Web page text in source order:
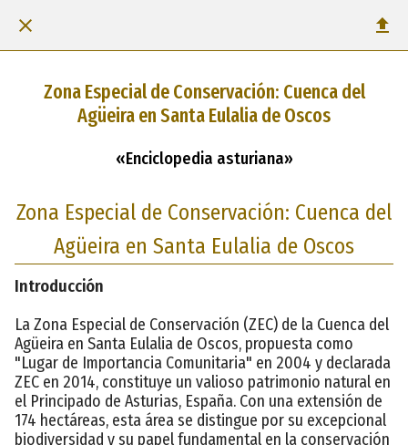
Zona Especial de Conservación: Cuenca del
Agüeira en Santa Eulalia de Oscos
«Enciclopedia asturiana»
Zona Especial de Conservación: Cuenca del
Agüeira en Santa Eulalia de Oscos
Introducción
La Zona Especial de Conservación (ZEC) de la Cuenca del
Agüeira en Santa Eulalia de Oscos, propuesta como
"Lugar de Importancia Comunitaria" en 2004 y declarada
ZEC en 2014, constituye un valioso patrimonio natural en
el Principado de Asturias, España. Con una extensión de
174 hectáreas, esta área se distingue por su excepcional
biodiversidad y su papel fundamental en la conservación